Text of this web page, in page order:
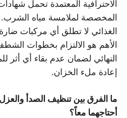
المخصصة لملامسة مياه الشرب.
الغذائي لا تطلق أي مركبات ضارة
الأهم هو الالتزام بخطوات
النهائي لضمان عدم بقاء أي أثر
إعادة ملء الخزان.
ما الفرق بين تنظيف الصدأ
أحتاجهما معاً؟